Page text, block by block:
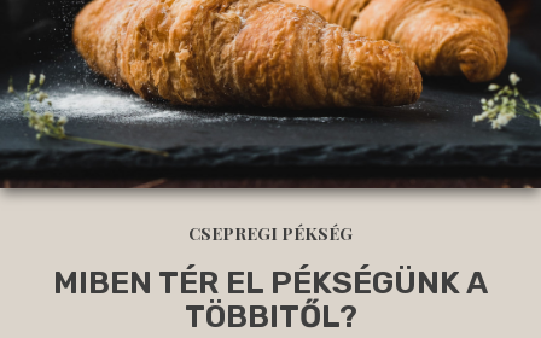
CSEPREGI PÉKSÉG
MIBEN TÉR EL PÉKSÉGÜNK A
TÖBBITŐL?